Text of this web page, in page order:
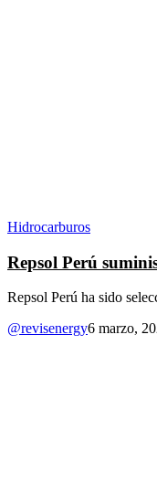
Hidrocarburos
Repsol Perú
Repsol Perú ha sido
@revisenergy6 marzo,